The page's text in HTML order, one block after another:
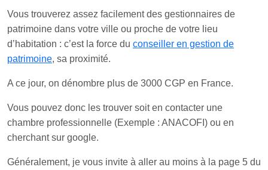
Vous trouverez assez facilement des gestionnaires de
patrimoine dans votre ville ou proche de votre lieu
d’habitation : c’est la force du conseiller en gestion de
patrimoine, sa proximité.
A ce jour, on dénombre plus de 3000 CGP en France.
Vous pouvez donc les trouver soit en contacter une
chambre professionnelle (Exemple : ANACOFI) ou en
cherchant sur google.
Généralement, je vous invite à aller au moins à la page 5 du